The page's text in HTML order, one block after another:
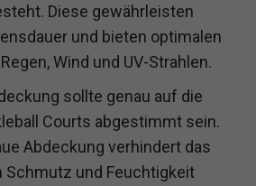
Diese gewährleisten
und bieten optimalen
Wind und UV-Strahlen.
sollte genau auf die
Courts abgestimmt sein.
Abdeckung verhindert das
Schmutz und Feuchtigkeit